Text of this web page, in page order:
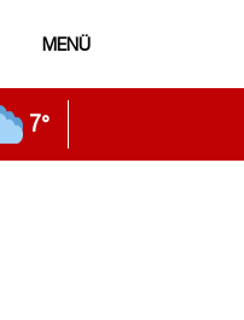
MENÜ
7°